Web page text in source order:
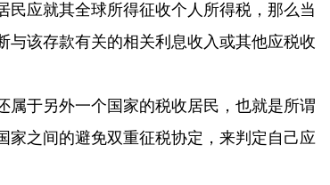
民应就其全球所得征收个人所得税，那么当
该存款有关的相关利息收入或其他应税收
于另外一个国家的税收居民，也就是所谓
家之间的避免双重征税协定，来判定自己应